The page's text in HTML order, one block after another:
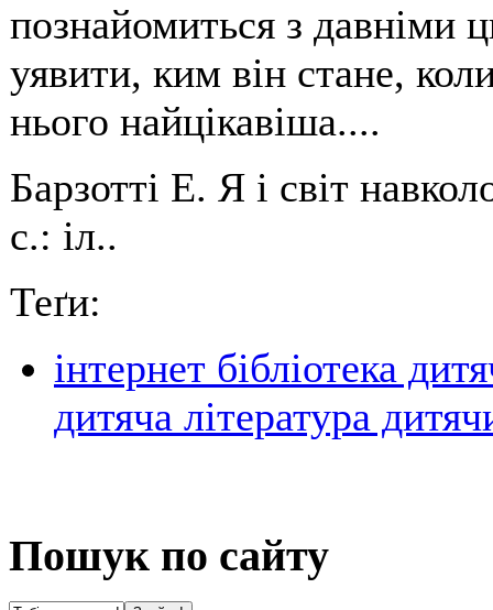
познайомиться з давніми
уявити, ким він стане,
нього найцікавіша....
Барзотті Е. Я і світ
с.: іл..
Теґи:
інтернет бібліотека
дитяча література
Пошук по сайту